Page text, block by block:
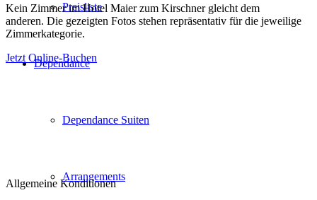
Preisliste
Dependance
Dependance Suiten
Arrangements
Kein Zimmer im Hotel Maier zum Kirschner gleicht dem
anderen. Die gezeigten Fotos stehen repräsentativ für die jeweilige
Zimmerkategorie.
Jetzt Online-Buchen
Allgemeine Konditionen